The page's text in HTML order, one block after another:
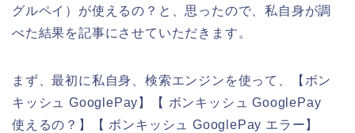
グルペイ）が使えるの？と、思ったので、私自身が調
べた結果を記事にさせていただきます。
まず、最初に私自身、検索エンジンを使って、【ボン
キッシュ GooglePay】【 ボンキッシュ GooglePay
使えるの？】【 ボンキッシュ GooglePay エラー】